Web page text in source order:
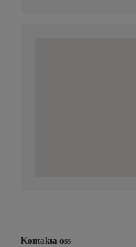
Kontakta oss